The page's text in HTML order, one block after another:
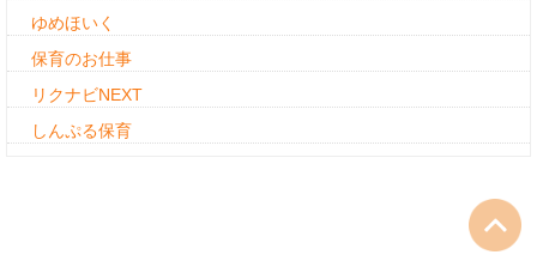
ゆめほいく
保育のお仕事
リクナビNEXT
しんぷる保育